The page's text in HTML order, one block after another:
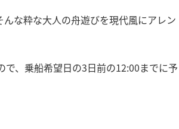
な粋な大人の舟遊びを現代風にアレン
、乗船希望日の3日前の12:00までに予